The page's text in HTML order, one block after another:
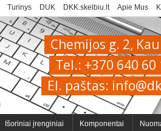
Turinys DUK DKK.skelbiu.lt Apie Mus
Chemijos g. 2,
Tel.: +370 640 60
El. paštas:
Išoriniai įrenginiai Komponentai